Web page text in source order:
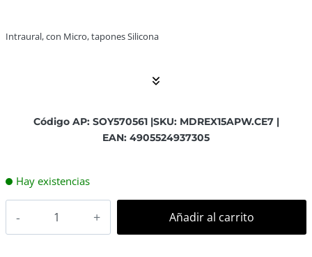
Intraural, con Micro, tapones Silicona ... El contenido
Intraural, con Micro, tapones Silicona
Código AP: SOY570561 |SKU: MDREX15APW.CE7 |
EAN: 4905524937305
Hay existencias
Añadir al carrito